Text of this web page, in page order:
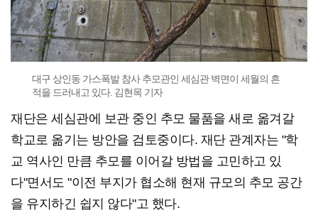
대구 상인동 가스폭발 참사 추모관인 세심관 벽면이 세월의 흔
적을 드러내고 있다. 김현목 기자
재단은 세심관에 보관 중인 추모 물품을 새로 옮겨갈
학교로 옮기는 방안을 검토중이다. 재단 관계자는 "학
교 역사인 만큼 추모를 이어갈 방법을 고민하고 있
다"면서도 "이전 부지가 협소해 현재 규모의 추모 공간
을 유지하긴 쉽지 않다"고 했다.